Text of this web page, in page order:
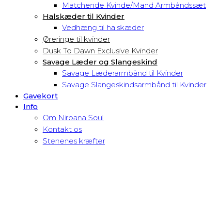
Matchende Kvinde/Mand Armbåndssæt
Halskæder til Kvinder
Vedhæng til halskæder
Øreringe til kvinder
Dusk To Dawn Exclusive Kvinder
Savage Læder og Slangeskind
Savage Læderarmbånd til Kvinder
Savage Slangeskindsarmbånd til Kvinder
Gavekort
Info
Om Nirbana Soul
Kontakt os
Stenenes kræfter